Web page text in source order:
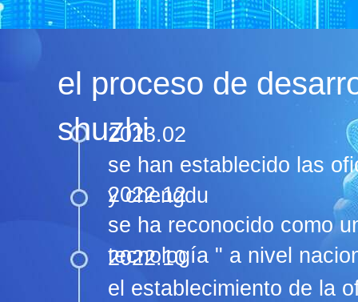
el proceso de
shuzhi
2023.02
se han establecido las
y chengdu
2022.12
se ha reconocido como
tecnología " a nivel
2022.10
el establecimiento de la